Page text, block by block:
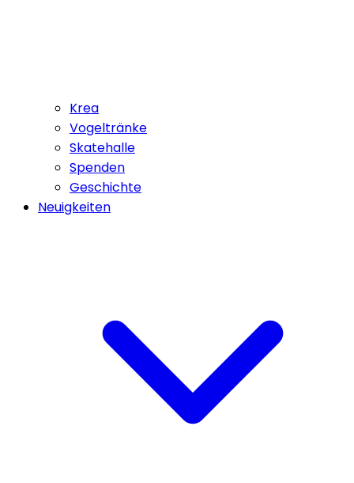
Krea
Vogeltränke
Skatehalle
Spenden
Geschichte
Neuigkeiten